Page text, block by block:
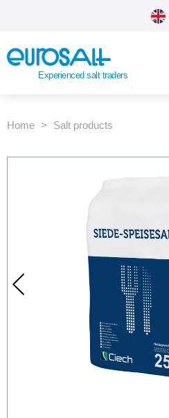
Experienced salt traders
Home Salt products